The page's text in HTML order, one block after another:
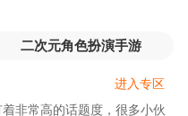
二次元角色扮演手游
非常高的话题度，很多小伙
进入专区